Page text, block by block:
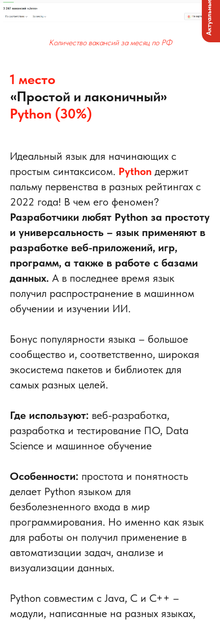
Количество вакансий за месяц по РФ
1 место
«Простой и лаконичный»
Python (30%)
Идеальный язык для начинающих с
простым синтаксисом. Python держит
пальму первенства в разных рейтингах с
2022 года! В чем его феномен?
Разработчики любят Python за простоту
и универсальность – язык применяют в
разработке веб-приложений, игр,
программ, а также в работе с базами
данных. А в последнее время язык
получил распространение в машинном
обучении и изучении ИИ.
Бонус популярности языка – большое
сообщество и, соответственно, широкая
экосистема пакетов и библиотек для
самых разных целей.
Где используют: веб-разработка,
разработка и тестирование ПО, Data
Science и машинное обучение
Особенности: простота и понятность
делает Python языком для
безболезненного входа в мир
программирования. Но именно как язык
для работы он получил применение в
автоматизации задач, анализе и
визуализации данных.
Python совместим с Java, C и C++ –
модули, написанные на разных языках,